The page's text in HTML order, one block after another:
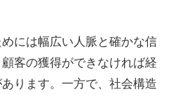
には幅広い人脈と確かな信
客の獲得ができなければ経
ります。一方で、社会構造